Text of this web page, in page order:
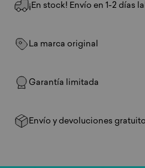
¡En stock! Envío en 1-2 días
La marca original
Garantía limitada
Envío y devoluciones